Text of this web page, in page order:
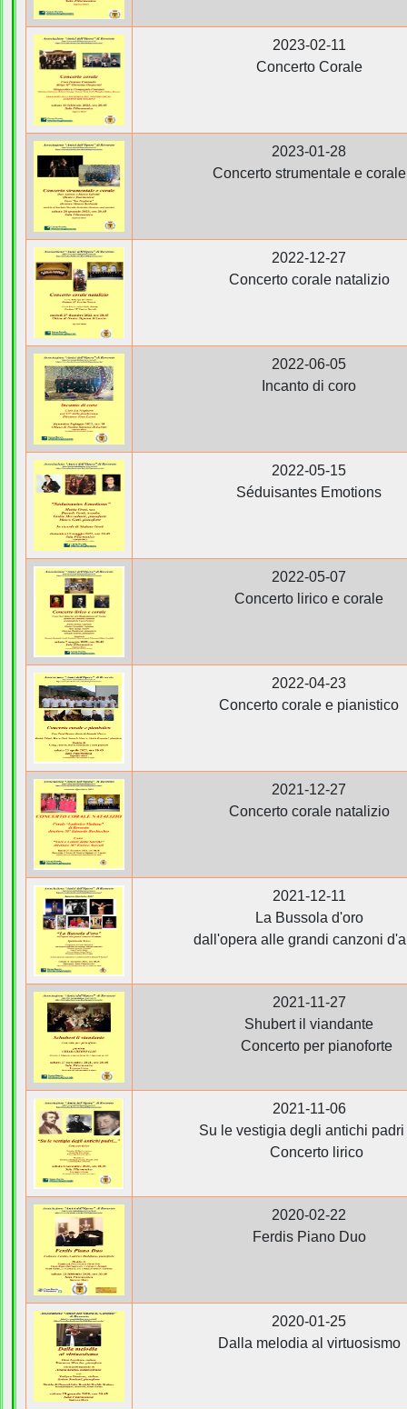
2023-02-11
Concerto Corale
2023-01-28
Concerto strumentale e corale
2022-12-27
Concerto corale natalizio
2022-06-05
Incanto di coro
2022-05-15
Séduisantes Emotions
2022-05-07
Concerto lirico e corale
2022-04-23
Concerto corale e pianistico
2021-12-27
Concerto corale natalizio
2021-12-11
La Bussola d'oro
dall'opera alle grandi canzoni
2021-11-27
Shubert il viandante
Concerto per pianoforte
2021-11-06
Su le vestigia degli antichi padri
Concerto lirico
2020-02-22
Ferdis Piano Duo
2020-01-25
Dalla melodia al virtuosismo